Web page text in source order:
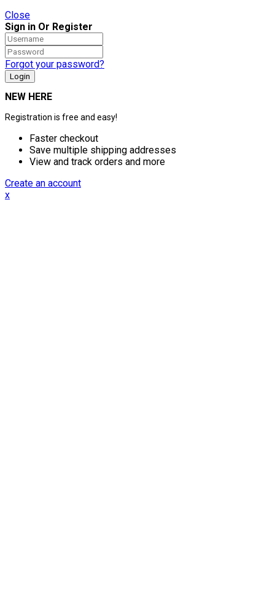
Close
Sign in Or Register
Forgot your password?
NEW HERE
Registration is free and easy!
Faster checkout
Save multiple shipping addresses
View and track orders and more
Create an account
x